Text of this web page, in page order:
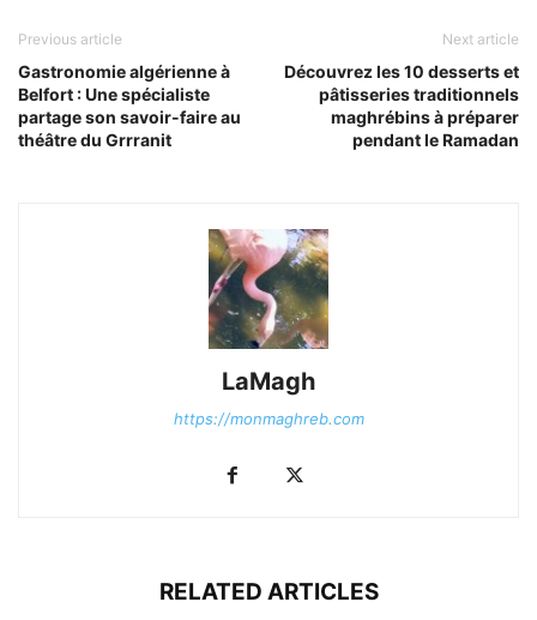
Previous article
Gastronomie algérienne à
Belfort : Une spécialiste
partage son savoir-faire au
théâtre du Grrranit
Next article
Découvrez les 10 desserts et
pâtisseries traditionnels
maghrébins à préparer
pendant le Ramadan
LaMagh
https://monmaghreb.com
RELATED ARTICLES